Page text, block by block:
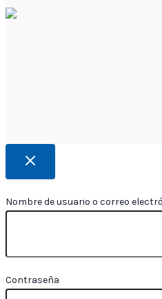
Nombre de usuario o correo
Contraseña